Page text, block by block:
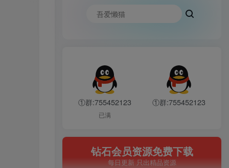
①群:755452123
已满
①群:755452123
钻石会员资源免费下载
每日更新 只出精品资源